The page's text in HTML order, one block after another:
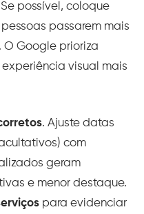
possível, coloque
passarem mais
Google prioriza
visual mais
. Ajuste datas
com
geram
e menor destaque.
para evidenciar